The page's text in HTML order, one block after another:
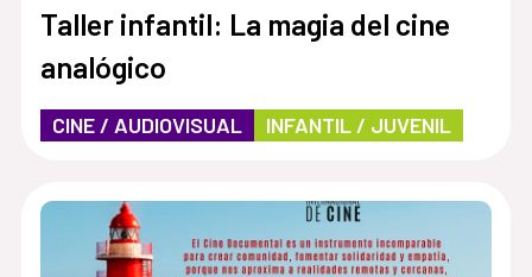
Taller infantil: La magia del cine
analógico
CINE / AUDIOVISUAL INFANTIL / JUVENIL